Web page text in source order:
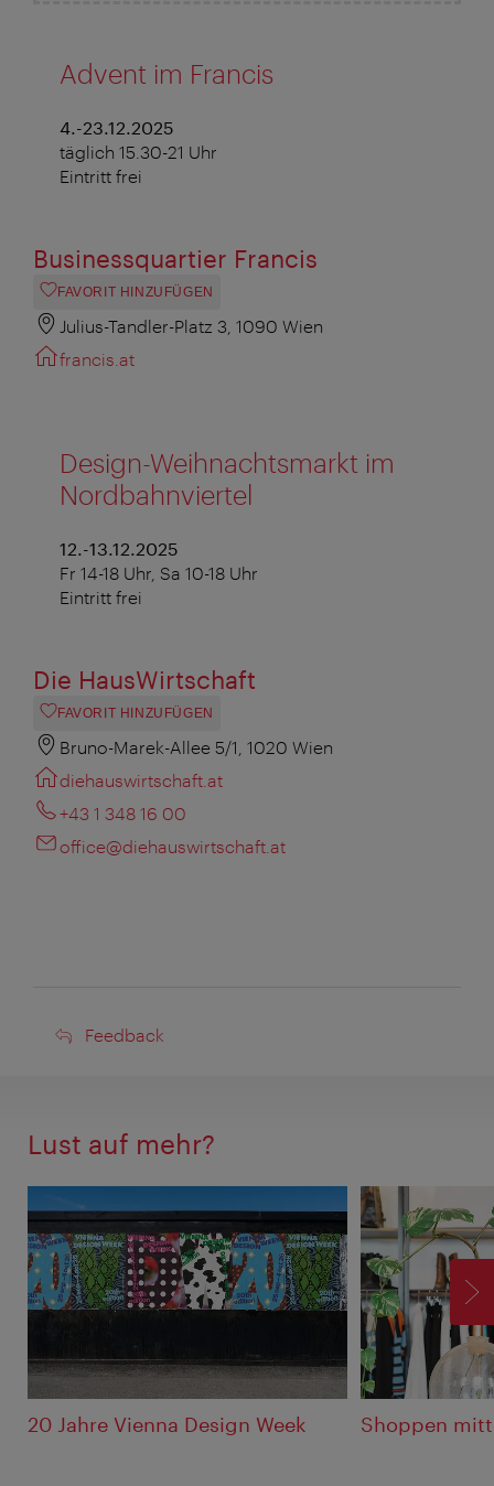
Advent im Francis
4.-23.12.2025
täglich 15.30-21 Uhr
Eintritt frei
Businessquartier Francis
FAVORIT HINZUFÜGEN
Julius-Tandler-Platz 3, 1090 Wien
francis.at
Design-Weihnachtsmarkt im
Nordbahnviertel
12.-13.12.2025
Fr 14-18 Uhr, Sa 10-18 Uhr
Eintritt frei
Die HausWirtschaft
FAVORIT HINZUFÜGEN
Bruno-Marek-Allee 5/1, 1020 Wien
diehauswirtschaft.at
‭+43 1 348 16 00
office@diehauswirtschaft.at
Feedback
Feedback
Lust auf mehr?
20 Jahre Vienna Design Week Shoppen